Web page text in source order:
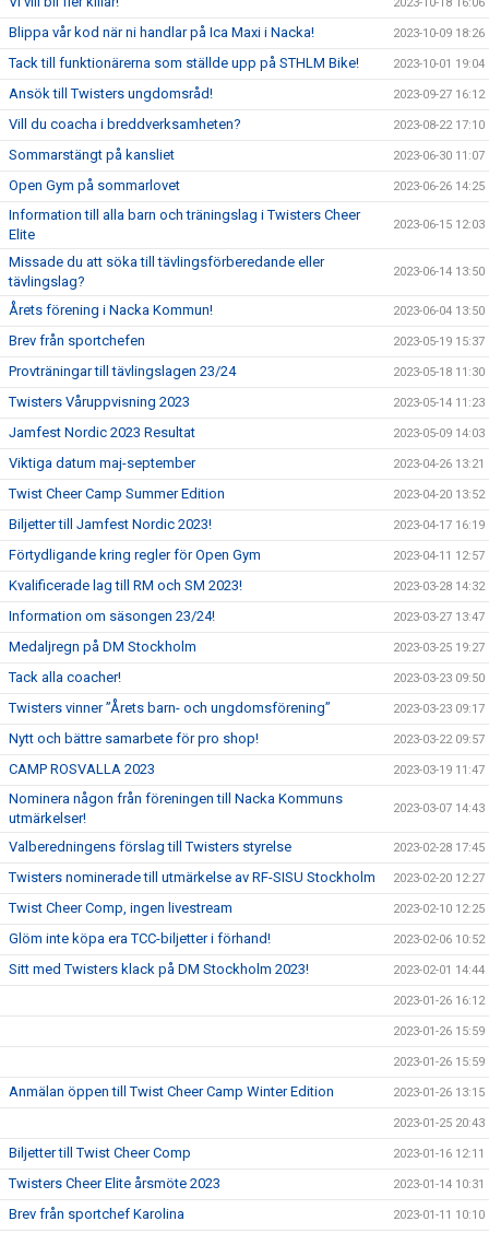
Blippa vår kod när ni handlar på Ica Maxi i Nacka! 2023-10-09 18:26
Tack till funktionärerna som ställde upp på STHLM Bike! 2023-10-01 19:04
Ansök till Twisters ungdomsråd! 2023-09-27 16:12
Vill du coacha i breddverksamheten? 2023-08-22 17:10
Sommarstängt på kansliet 2023-06-30 11:07
Open Gym på sommarlovet 2023-06-26 14:25
Information till alla barn och träningslag i Twisters Cheer
Elite
2023-06-15 12:03
Missade du att söka till tävlingsförberedande eller
tävlingslag?
2023-06-14 13:50
Årets förening i Nacka Kommun! 2023-06-04 13:50
Brev från sportchefen 2023-05-19 15:37
Provträningar till tävlingslagen 23/24 2023-05-18 11:30
Twisters Våruppvisning 2023 2023-05-14 11:23
Jamfest Nordic 2023 Resultat 2023-05-09 14:03
Viktiga datum maj-september 2023-04-26 13:21
Twist Cheer Camp Summer Edition 2023-04-20 13:52
Biljetter till Jamfest Nordic 2023! 2023-04-17 16:19
Förtydligande kring regler för Open Gym 2023-04-11 12:57
Kvalificerade lag till RM och SM 2023! 2023-03-28 14:32
Information om säsongen 23/24! 2023-03-27 13:47
Medaljregn på DM Stockholm 2023-03-25 19:27
Tack alla coacher! 2023-03-23 09:50
Twisters vinner ”Årets barn- och ungdomsförening” 2023-03-23 09:17
Nytt och bättre samarbete för pro shop! 2023-03-22 09:57
CAMP ROSVALLA 2023 2023-03-19 11:47
Nominera någon från föreningen till Nacka Kommuns
utmärkelser!
2023-03-07 14:43
Valberedningens förslag till Twisters styrelse 2023-02-28 17:45
Twisters nominerade till utmärkelse av RF-SISU Stockholm 2023-02-20 12:27
Twist Cheer Comp, ingen livestream 2023-02-10 12:25
Glöm inte köpa era TCC-biljetter i förhand! 2023-02-06 10:52
Sitt med Twisters klack på DM Stockholm 2023! 2023-02-01 14:44
2023-01-26 16:12
2023-01-26 15:59
2023-01-26 15:59
Anmälan öppen till Twist Cheer Camp Winter Edition 2023-01-26 13:15
2023-01-25 20:43
Biljetter till Twist Cheer Comp 2023-01-16 12:11
Twisters Cheer Elite årsmöte 2023 2023-01-14 10:31
Brev från sportchef Karolina 2023-01-11 10:10